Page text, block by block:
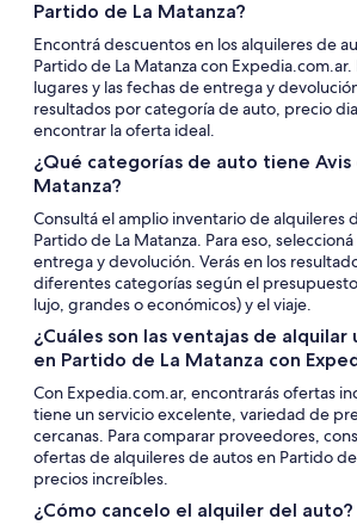
Partido de La Matanza?
Encontrá descuentos en los alquileres de
Partido de La Matanza con
lugares y las fechas de entrega y
resultados por categoría de auto, precio
encontrar la oferta ideal.
¿Qué categorías de auto tiene Avis
Matanza?
Consultá el amplio inventario de alquileres
Partido de La Matanza. Para eso,
entrega y devolución. Verás en los
diferentes categorías según el
lujo, grandes o económicos) y el viaje.
¿Cuáles son las ventajas de alquilar
en Partido de La Matanza con
Con Expedia.com.ar, encontrarás ofertas
tiene un servicio excelente, variedad de
cercanas. Para comparar proveedores,
ofertas de alquileres de autos en Partido de
precios increíbles.
¿Cómo cancelo el alquiler del auto?